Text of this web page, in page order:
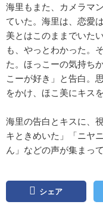
海里もまた、カメラマ
ていた。海里は、恋愛
美とはこのままでいた
も、やっとわかった。
た。ほっこーの気持ち
こーが好き」と告白。
をかけ、ほこ美にキス
海里の告白とキスに、
キときめいた」「ニヤ
ん」などの声が集まって
シェア